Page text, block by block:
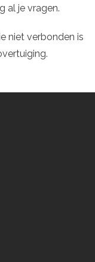
al je vragen.
niet verbonden is